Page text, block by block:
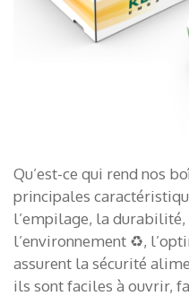
Qu’est-ce qui rend nos
principales
l’empilage, la
l’environnement ♻️,
assurent la sécurité
ils sont faciles à ouvrir,